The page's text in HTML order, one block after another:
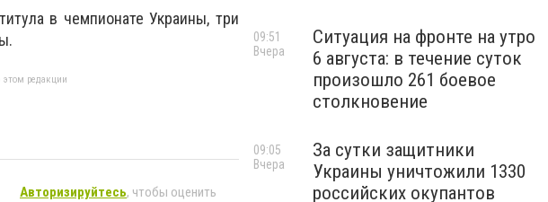
в чемпионате Украины, три
редакции
Авторизируйтесь, чтобы оценить
Ситуация на фронте на утро
6 августа: в течение суток
произошло 261 боевое
столкновение
09:51
Вчера
За сутки защитники
Украины уничтожили 1330
российских окупантов
09:05
Вчера